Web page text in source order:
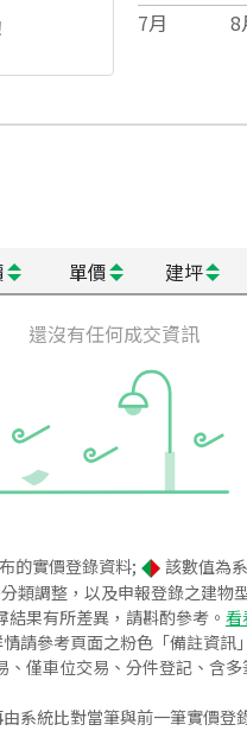
7月 8
單價 建坪
還沒有任何成交資訊
的實價登錄資料; 該數值為
類調整，以及申報登錄之建
果有所差異，請斟酌參考。 看
請參考頁面之粉色「備註資
僅車位交易、分件登記、含
系統比對當筆與前一筆實價